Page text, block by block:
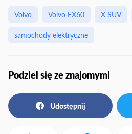
Volvo Volvo EX60 X SUV
samochody elektryczne
Podziel się ze znajomymi
Udostępnij